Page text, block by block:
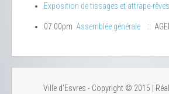
Exposition de tissages et attrape-rêves
07:00pm Assemblée générale ::
Ville d'Esvres - Copyright © 2015 |